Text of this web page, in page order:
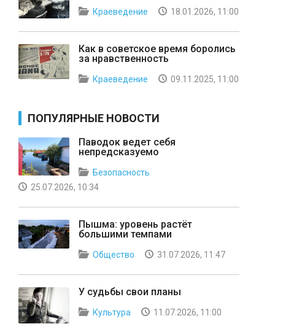
Краеведение 18.01.2026, 11:00
Как в советское время боролись
за нравственность
Краеведение 09.11.2025, 11:00
ПОПУЛЯРНЫЕ НОВОСТИ
Паводок ведет себя
непредсказуемо
Безопасность
25.07.2026, 10:34
Пышма: уровень растёт
большими темпами
Общество 31.07.2026, 11:47
У судьбы свои планы
Культура 11.07.2026, 11:00